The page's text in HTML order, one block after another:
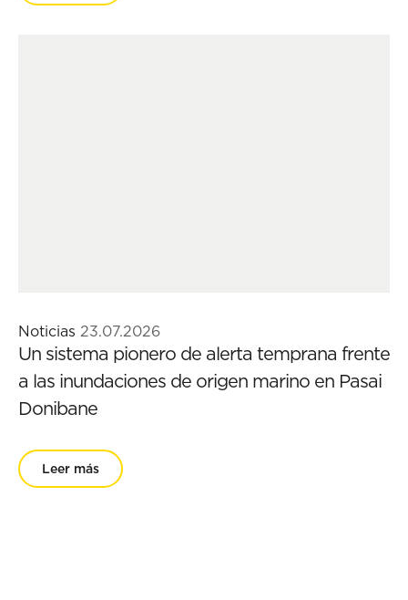
Noticias 23.07.2026
Un sistema pionero de alerta temprana frente
a las inundaciones de origen marino en Pasai
Donibane
Leer más